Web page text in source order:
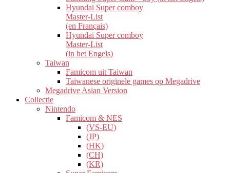
Hyundai Super comboy
Master-List
(en Français)
Hyundai Super comboy
Master-List
(in het Engels)
Taiwan
Famicom uit Taiwan
Taiwanese originele games op Megadrive
Megadrive Asian Version
Collectie
Nintendo
Famicom & NES
(VS-EU)
(JP)
(HK)
(CH)
(KR)